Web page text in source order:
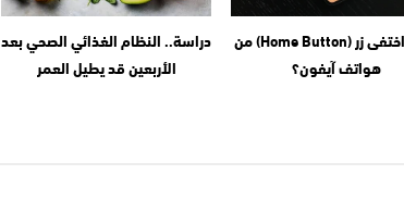
لماذا اختفى زر (Home Button) من
هواتف آيفون؟
دراسة.. النظام الغذائي الصحي بعد
الأربعين قد يطيل العمر